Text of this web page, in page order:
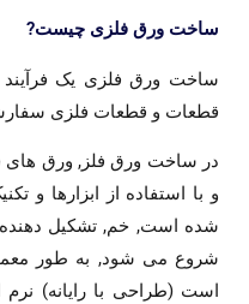
ورق فلزی چیست?
ورق فلزی یک فرآیند
و قطعات فلزی سفارشی
ساخت ورق فلز, ورق های
استفاده از ابزارها و تکنیک
است, خم, تشکیل دهنده, و
(طراحی با رایانه) نرم